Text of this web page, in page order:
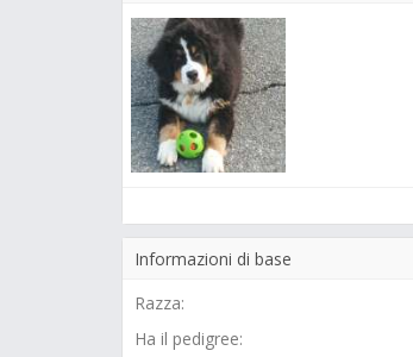
Informazioni di base
Razza:
Ha il pedigree: